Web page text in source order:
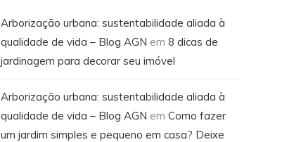
Arborização urbana: sustentabilidade aliada à
qualidade de vida – Blog AGN em 8 dicas de
jardinagem para decorar seu imóvel
Arborização urbana: sustentabilidade aliada à
qualidade de vida – Blog AGN em Como fazer
um jardim simples e pequeno em casa? Deixe